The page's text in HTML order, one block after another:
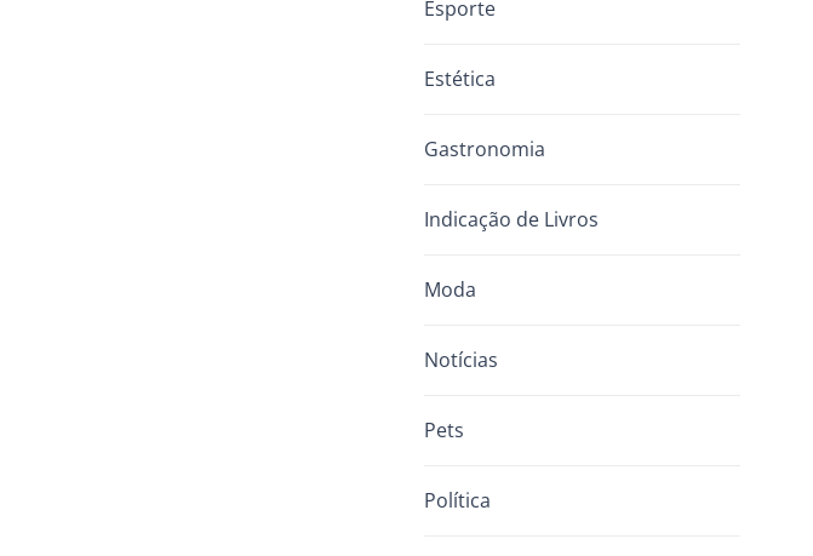
Esporte
Estética
Gastronomia
Indicação de Livros
Moda
Notícias
Pets
Política